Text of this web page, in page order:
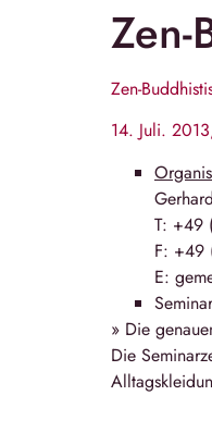
Zen-
14. Juli.
T: +49
F: +49
E:
» Die
Die